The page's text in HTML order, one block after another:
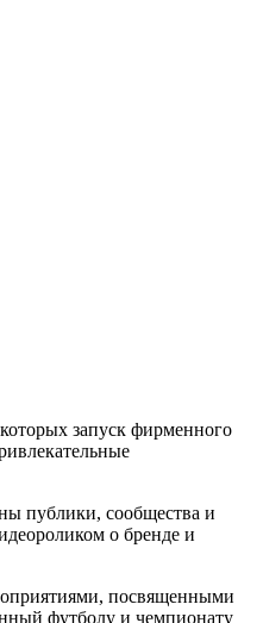
запуск фирменного
публики, сообщества и
о бренде и
посвященными
футболу и чемпионату